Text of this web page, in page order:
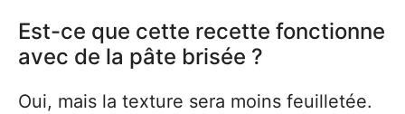
Est-ce que cette recette fonctionne
avec de la pâte brisée ?
Oui, mais la texture sera moins feuilletée.